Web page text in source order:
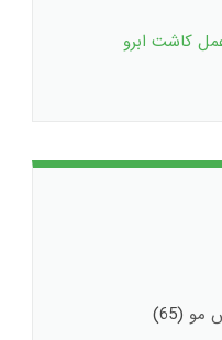
کاشت ابرو
مو (65)